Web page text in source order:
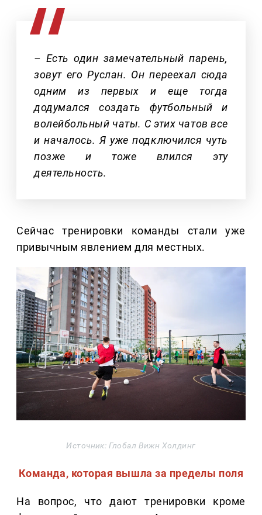
– Есть один замечательный парень,
зовут его Руслан. Он переехал сюда
одним из первых и еще тогда
додумался создать футбольный и
волейбольный чаты. С этих чатов все
и началось. Я уже подключился чуть
позже и тоже влился эту
деятельность.
Сейчас тренировки команды стали уже
привычным явлением для местных.
Источник: Глобал Вижн Холдинг
Команда, которая вышла за пределы поля
На вопрос, что дают тренировки кроме